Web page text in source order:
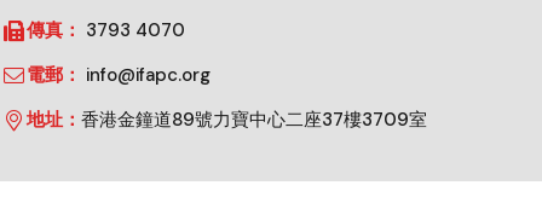
傳真： 3793 4070
電郵： info@ifapc.org
地址： 香港金鐘道89號力寶中心二座37樓3709室